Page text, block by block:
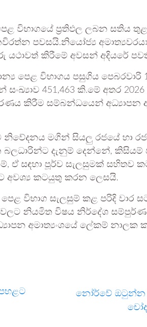
විභාගයේ ප්‍රතිඵල ලබන සතිය
පවසයි.නියෝජ්‍ය
කිරීමේ අවසන් අදියරේ
පෙළ විභාගය පසුගිය පෙබරවාරි
451,463 කි.මේ අතර
කිරීම සම්බන්ධයෙන් අධ්‍යාපන
නිවේදනය මගින් සියලු රජයේ හා
බලධාරින්ට දැනුම් දෙන්නේ, කිසියම්
ඒ සඳහා පූර්ව සැලසුමක් සහිතව
අවශ්‍ය කටයුතු කරන ලෙසයි.
පෙළ විභාග සැලසුම් කළ පරිදි වාර
වලට නියමිත විෂය නිර්දේශ
අමාත්‍යංශයේ ලේකම් නාලක
නෝර්වේ ඔටුන්න